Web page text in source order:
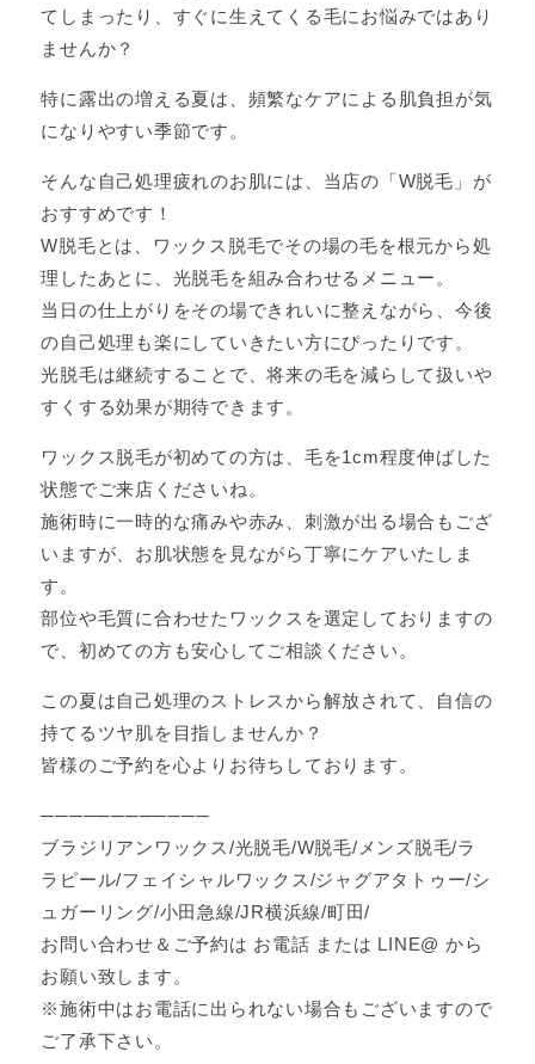
てしまったり、すぐに生えてくる毛にお悩みではあり
ませんか？
特に露出の増える夏は、頻繁なケアによる肌負担が気
になりやすい季節です。
そんな自己処理疲れのお肌には、当店の「W脱毛」が
おすすめです！
W脱毛とは、ワックス脱毛でその場の毛を根元から処
理したあとに、光脱毛を組み合わせるメニュー。
当日の仕上がりをその場できれいに整えながら、今後
の自己処理も楽にしていきたい方にぴったりです。
光脱毛は継続することで、将来の毛を減らして扱いや
すくする効果が期待できます。
ワックス脱毛が初めての方は、毛を1cm程度伸ばした
状態でご来店くださいね。
施術時に一時的な痛みや赤み、刺激が出る場合もござ
いますが、お肌状態を見ながら丁寧にケアいたしま
す。
部位や毛質に合わせたワックスを選定しておりますの
で、初めての方も安心してご相談ください。
この夏は自己処理のストレスから解放されて、自信の
持てるツヤ肌を目指しませんか？
皆様のご予約を心よりお待ちしております。
────────────
ブラジリアンワックス/光脱毛/W脱毛/メンズ脱毛/ラ
ラピール/フェイシャルワックス/ジャグアタトゥー/シ
ュガーリング/小田急線/JR横浜線/町田/
お問い合わせ＆ご予約は お電話 または LINE@ から
お願い致します。
※施術中はお電話に出られない場合もございますので
ご了承下さい。